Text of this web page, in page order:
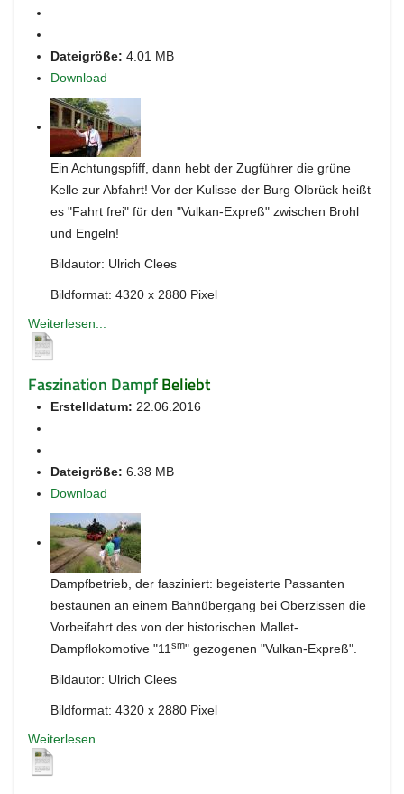
Dateigröße: 4.01 MB
Download
Ein Achtungspfiff, dann hebt der Zugführer die grüne
Kelle zur Abfahrt! Vor der Kulisse der Burg Olbrück heißt
es "Fahrt frei" für den "Vulkan-Expreß" zwischen Brohl
und Engeln!
Bildautor: Ulrich Clees
Bildformat: 4320 x 2880 Pixel
Weiterlesen...
Faszination DampfBeliebt
Erstelldatum: 22.06.2016
Dateigröße: 6.38 MB
Download
Dampfbetrieb, der fasziniert: begeisterte Passanten
bestaunen an einem Bahnübergang bei Oberzissen die
Vorbeifahrt des von der historischen Mallet-
Dampflokomotive "11 sm" gezogenen "Vulkan-Expreß".
Bildautor: Ulrich Clees
Bildformat: 4320 x 2880 Pixel
Weiterlesen...